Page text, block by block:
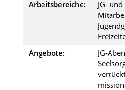
Arbeitsbereiche:
JG- und
Angebote:
JG-